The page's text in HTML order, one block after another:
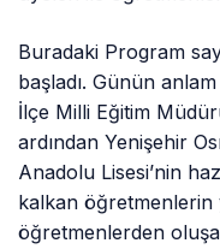
Buradaki Program
başladı. Günün
İlçe Milli Eğitim
ardından Yenişehir
Anadolu Lisesi’nin
kalkan
öğretmenlerden